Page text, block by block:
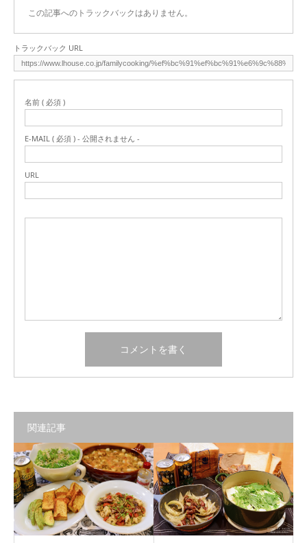
この記事へのトラックバックはありません。
トラックバック URL
名前 ( 必須 )
E-MAIL ( 必須 ) - 公開されません -
URL
関連記事